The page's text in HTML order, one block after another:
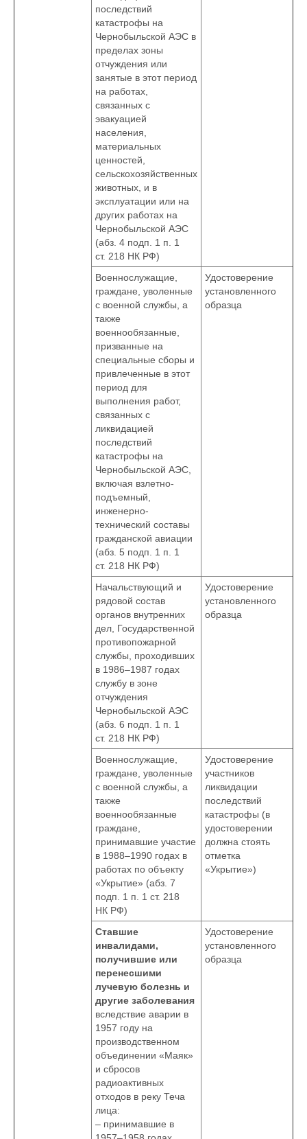
последствий
катастрофы на
Чернобыльской АЭС в
пределах зоны
отчуждения или
занятые в этот период
на работах,
связанных с
эвакуацией
населения,
материальных
ценностей,
сельскохозяйственных
животных, и в
эксплуатации или на
других работах на
Чернобыльской АЭС
(абз. 4 подп. 1 п. 1
ст. 218 НК РФ)
Военнослужащие,
граждане, уволенные
с военной службы, а
также
военнообязанные,
призванные на
специальные сборы и
привлеченные в этот
период для
выполнения работ,
связанных с
ликвидацией
последствий
катастрофы на
Чернобыльской АЭС,
включая взлетно-
подъемный,
инженерно-
технический составы
гражданской авиации
(абз. 5 подп. 1 п. 1
ст. 218 НК РФ)
Удостоверение
установленного
образца
Начальствующий и
рядовой состав
органов внутренних
дел, Государственной
противопожарной
службы, проходивших
в 1986–1987 годах
службу в зоне
отчуждения
Чернобыльской АЭС
(абз. 6 подп. 1 п. 1
ст. 218 НК РФ)
Удостоверение
установленного
образца
Военнослужащие,
граждане, уволенные
с военной службы, а
также
военнообязанные
граждане,
принимавшие участие
в 1988–1990 годах в
работах по объекту
«Укрытие» (абз. 7
подп. 1 п. 1 ст. 218
НК РФ)
Удостоверение
участников
ликвидации
последствий
катастрофы (в
удостоверении
должна стоять
отметка
«Укрытие»)
Ставшие
инвалидами,
получившие или
перенесшими
лучевую болезнь и
другие заболевания
вследствие аварии в
1957 году на
производственном
объединении «Маяк»
и сбросов
радиоактивных
отходов в реку Теча
лица:
– принимавшие в
Удостоверение
установленного
образца